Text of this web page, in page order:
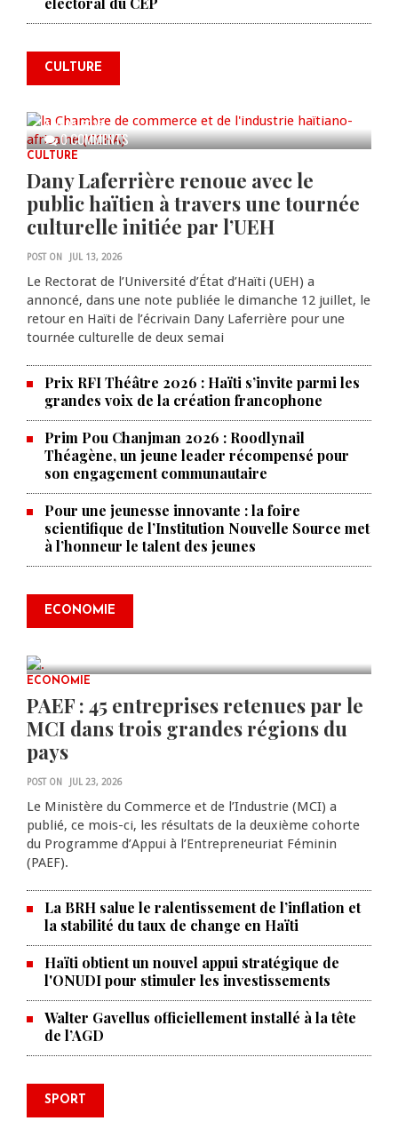
CULTURE
0 COMMENTS
l'industrie haïtiano-africaine
commémorer le 235e
anniversaire de la cérémonie du
AUG 05, 2026
CULTURE
Dany Laferrière renoue avec le
public haïtien à travers une tournée
culturelle initiée par l’UEH
POST ON JUL 13, 2026
Le Rectorat de l’Université d’État d’Haïti (UEH) a
annoncé, dans une note publiée le dimanche 12 juillet, le
retour en Haïti de l’écrivain Dany Laferrière pour une
tournée culturelle de deux semai
Prix RFI Théâtre 2026 : Haïti s’invite parmi les
grandes voix de la création francophone
Prim Pou Chanjman 2026 : Roodlynail
Théagène, un jeune leader récompensé pour
son engagement communautaire
Pour une jeunesse innovante : la foire
scientifique de l’Institution Nouvelle Source met
à l’honneur le talent des jeunes
ECONOMIE
0 COMMENTS
Produire le savoir pour
2ᵉ édition de ses Journées
scientifiques
ECONOMIE
PAEF : 45 entreprises retenues par le
MCI dans trois grandes régions du
pays
POST ON JUL 23, 2026
Le Ministère du Commerce et de l’Industrie (MCI) a
publié, ce mois-ci, les résultats de la deuxième cohorte
du Programme d’Appui à l’Entrepreneuriat Féminin
(PAEF).
La BRH salue le ralentissement de l’inflation et
la stabilité du taux de change en Haïti
Haïti obtient un nouvel appui stratégique de
l'ONUDI pour stimuler les investissements
Walter Gavellus officiellement installé à la tête
de l’AGD
SPORT
Le Violette AC lance sa campagne